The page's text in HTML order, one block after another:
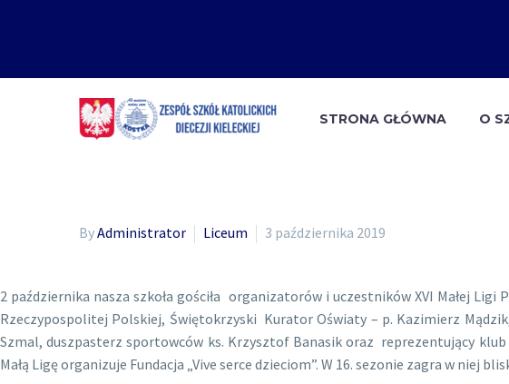
STRONA GŁÓWNA O
ByAdministrator Liceum 3 października 2019
2 października nasza szkoła gościła organizatorów i uczestników XVI Małej
Rzeczypospolitej Polskiej, Świętokrzyski Kurator Oświaty – p. Kazimierz
Szmal, duszpasterz sportowców ks. Krzysztof Banasik oraz reprezentujący klub
Małą Ligę organizuje Fundacja „Vive serce dzieciom”. W 16. sezonie zagra w niej